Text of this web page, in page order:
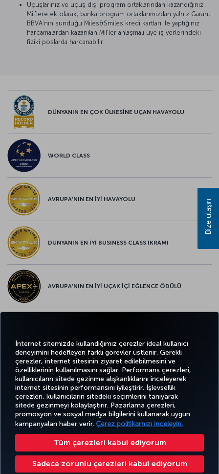
İnternet sitemizde kullandığımız çerezler ideal kullanıcı
deneyimini hedefleyen farklı görevler üstlenir. Gerekli
çerezler, internet sitesinin ziyaret edilebilmesini ve
özelliklerinin kullanılmasını sağlar. Performans çerezleri,
kullanıcıların sitede gezinme alışkanlıklarını inceleyerek
internet sitesinin performansını iyileştirir. İşlevsellik
çerezleri, kullanıcıların sitedeki seçimlerini tanıyarak
sitede gezinmeyi kolaylaştırır. Pazarlama çerezleri,
promosyon ve sosyal medya bilgilerini kullanarak uygun
kampanyaları haber verir. Çerez politikamızı inceleyin.
Tüm çerezleri kabul ediyorum
Sadece zorunlu çerezleri kabul ediyorum
Uçuşlarınız ve uçuş dışı program ortaklarından kazandığınız
Mil'lere ek olarak, banka program ortaklarımızdan yalnız Garanti
BBVA’nın sunduğu Miles&Smiles kredi kartları ile yaptığınız
harcamalardan kazanılan Mil'ler anlaşmalı üye iş yerlerindeki
fiziki poslarda harcanabilir.
DÜNYANIN EN ÇOK ÜLKESİNE UÇAN HAVAYOLU
WORLD CLASS
AVRUPA’NIN EN İYİ HAVAYOLU
DÜNYANIN EN İYİ BUSINESS CLASS İKRAMI
AVRUPA’NIN EN İYİ UÇAK İÇİ EĞLENCE ÖDÜLÜ
TwitterFacebook
Instagram
YoutubeLinkedIn
TiktokBlogPinterest
BİLET
AL VE
YÖNET
DENEYİM
FIRSATLAR
VE UÇUŞ
NOKTALARI
YARDIM MILES&SMILES
Bilgi Toplumu Hizmetleri Erişilebilirlik Gizlilik ve Çerez Politikası Yasal Uyarı Yolcu Hakları
Çerez Ayarlarını Değiştir
Bize ulaşın